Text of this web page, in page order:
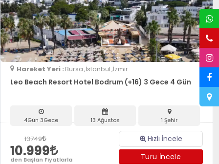
Hareket Yeri : Bursa,İstanbul,İzmir
Leo Beach Resort Hotel Bodrum (+16) 3 Gece 4 Gün
4Gün 3Gece 13 Ağustos 1 Şehir
13749
10.999
den Başlan Fiyatlarla
Hızlı İncele
Turu İncele